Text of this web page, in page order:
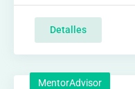
Detalles
MentorAdvisor